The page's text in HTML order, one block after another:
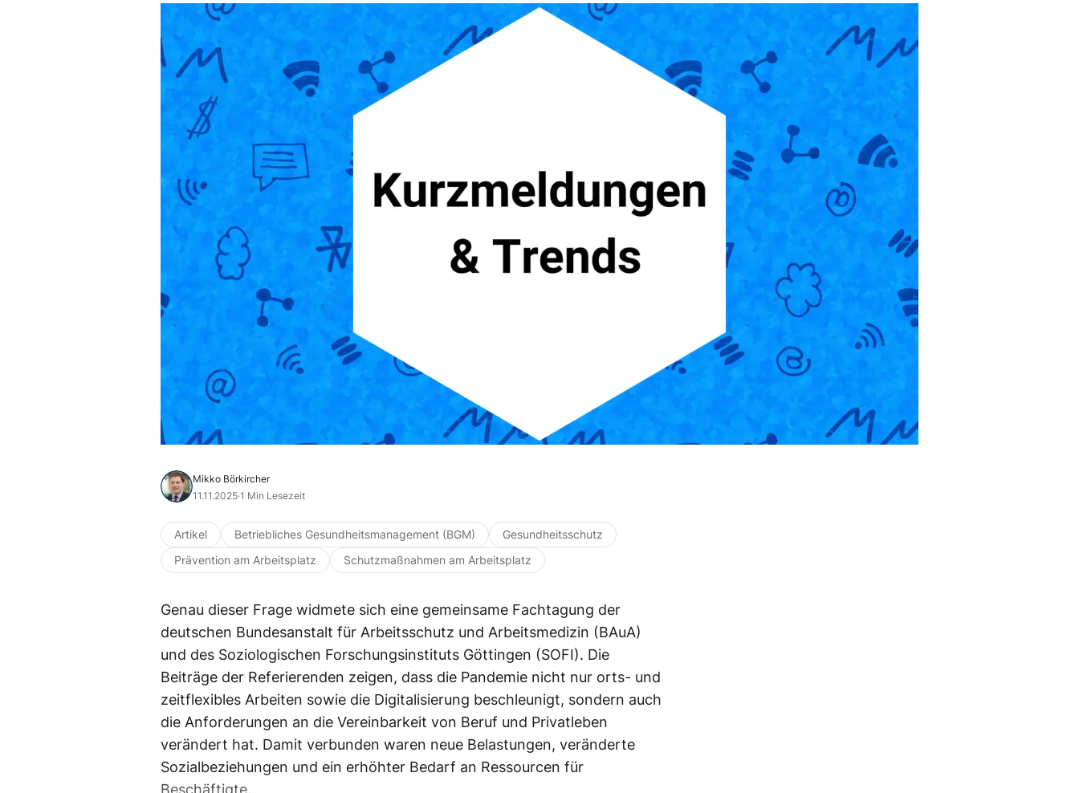
Mikko Börkircher
11.11.2025·1 Min Lesezeit
Artikel Betriebliches Gesundheitsmanagement (BGM)
Gesundheitsschutz
Prävention am Arbeitsplatz
Schutzmaßnahmen am Arbeitsplatz
Genau dieser Frage widmete sich eine gemeinsame Fachtagung der
deutschen Bundesanstalt für Arbeitsschutz und Arbeitsmedizin (BAuA)
und des Soziologischen Forschungsinstituts Göttingen (SOFI). Die
Beiträge der Referierenden zeigen, dass die Pandemie nicht nur orts- und
zeitflexibles Arbeiten sowie die Digitalisierung beschleunigt, sondern auch
die Anforderungen an die Vereinbarkeit von Beruf und Privatleben
verändert hat. Damit verbunden waren neue Belastungen, veränderte
Sozialbeziehungen und ein erhöhter Bedarf an Ressourcen für
Beschäftigte.